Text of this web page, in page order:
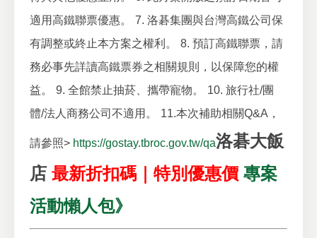
適用高鐵聯票優惠。
7. 洛碁集團與台灣高鐵公司保
有調整或終止本方案之權利。
8. 預訂高鐵聯票，請
務必事先詳讀高鐵票券之相關規則，以保障您的權
益。
9. 全館禁止抽菸、攜帶寵物。
10. 旅行社/團
體/法人商務公司不適用。
11.本次補助相關Q&A，
請參照> https://gostay.tbroc.gov.tw/qa洛碁大飯
店 最新折扣碼｜特別優惠價 專案
活動懶人包》